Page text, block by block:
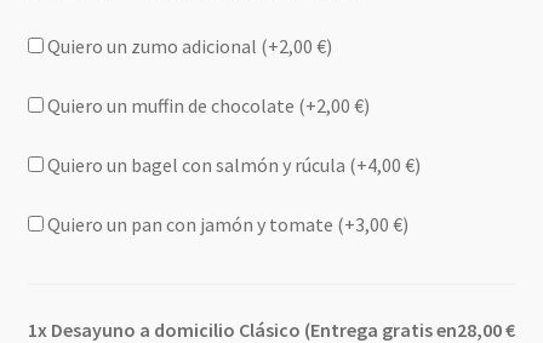
Quiero un zumo adicional (+2,00 €)
Quiero un muffin de chocolate (+2,00 €)
Quiero un bagel con salmón y rúcula (+4,00 €)
Quiero un pan con jamón y tomate (+3,00 €)
1x Desayuno a domicilio Clásico (Entrega gratis en28,00 €